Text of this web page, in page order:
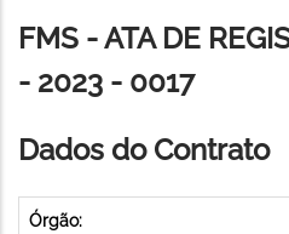
de
navegação
FMS - ATA DE
- 2023 - 0017
Dados do Contrato
Órgão: